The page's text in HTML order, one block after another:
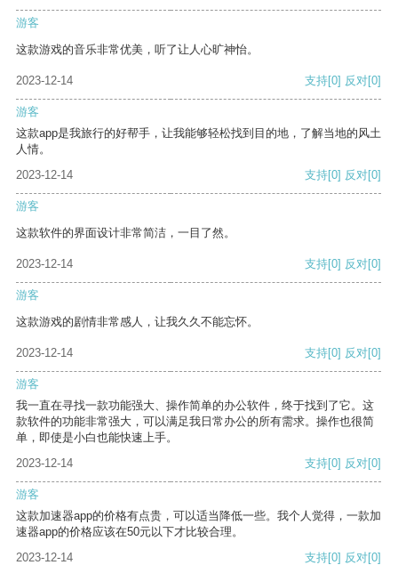
游客
这款游戏的音乐非常优美，听了让人心旷神怡。
2023-12-14 支持[0] 反对[0]
游客
这款app是我旅行的好帮手，让我能够轻松找到目的地，了解当地的风土
人情。
2023-12-14
支持[0] 反对[0]
游客
这款软件的界面设计非常简洁，一目了然。
2023-12-14 支持[0] 反对[0]
游客
这款游戏的剧情非常感人，让我久久不能忘怀。
2023-12-14 支持[0] 反对[0]
游客
我一直在寻找一款功能强大、操作简单的办公软件，终于找到了它。这
款软件的功能非常强大，可以满足我日常办公的所有需求。操作也很简
单，即使是小白也能快速上手。
2023-12-14
支持[0] 反对[0]
游客
这款加速器app的价格有点贵，可以适当降低一些。我个人觉得，一款加
速器app的价格应该在50元以下才比较合理。
2023-12-14
支持[0] 反对[0]